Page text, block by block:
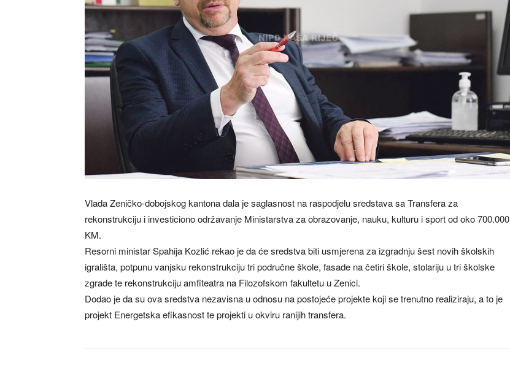
Vlada Zeničko-dobojskog kantona dala je saglasnost na raspodjelu sredstava sa Transfera za
rekonstrukciju i investiciono održavanje Ministarstva za obrazovanje, nauku, kulturu i sport od oko 700.000
KM.
Resorni ministar Spahija Kozlić rekao je da će sredstva biti usmjerena za izgradnju šest novih školskih
igrališta, potpunu vanjsku rekonstrukciju tri područne škole, fasade na četiri škole, stolariju u tri školske
zgrade te rekonstrukciju amfiteatra na Filozofskom fakultetu u Zenici.
Dodao je da su ova sredstva nezavisna u odnosu na postojeće projekte koji se trenutno realiziraju, a to je
projekt Energetska efikasnost te projekti u okviru ranijih transfera.